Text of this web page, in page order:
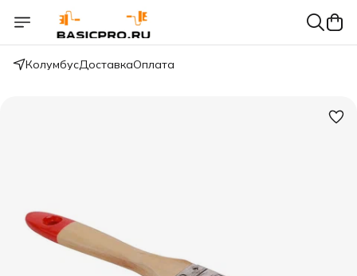
КолумбусДоставкаОплата